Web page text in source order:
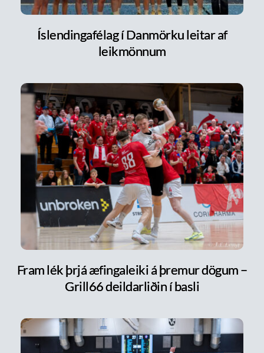
Íslendingafélag í Danmörku leitar af
leikmönnum
Fram lék þrjá æfingaleiki á þremur dögum –
Grill66 deildarliðin í basli